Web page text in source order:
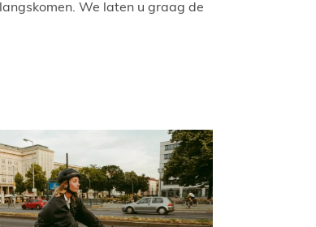
We laten u graag de